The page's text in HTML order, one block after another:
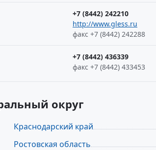
+7 (8442) 242210
http://www.gless.ru
факс +7 (8442) 242288
+7 (8442) 436339
факс +7 (8442) 433453
округ
Краснодарский край
Ростовская область